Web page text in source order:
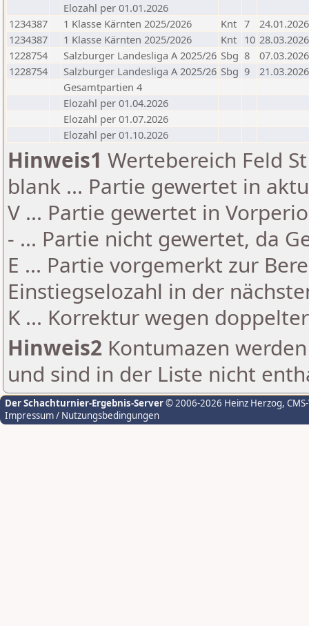
Elozahl per 01.01.2026
1234387
1 Klasse Kärnten 2025/2026 Knt 7
24.01.2026
1234387
1 Klasse Kärnten 2025/2026 Knt 10 28.03.2026
1228754
Salzburger Landesliga A 2025/26 Sbg 8
07.03.2026
1228754
Salzburger Landesliga A 2025/26 Sbg 9
21.03.2026
Gesamtpartien 4
Elozahl per 01.04.2026
Elozahl per 01.07.2026
Elozahl per 01.10.2026
Hinweis1 Wertebereich Feld
blank ... Partie gewertet in
V ... Partie gewertet in
- ... Partie nicht gewertet, da
E ... Partie vorgemerkt zur
Einstiegselozahl in der
K ... Korrektur wegen
Hinweis2 Kontumazen
und sind in der Liste nicht
Der Schachturnier-Ergebnis-Server© 2006-2026 Heinz Herzog,
Impressum / Nutzungsbedingungen